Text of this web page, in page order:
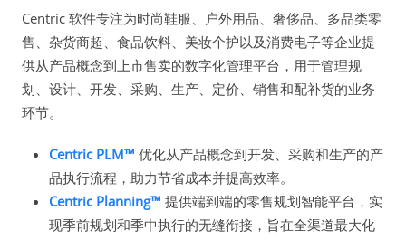
Centric 软件专注为时尚鞋服、户外用品、奢侈品、多品类零
售、杂货商超、食品饮料、美妆个护以及消费电子等企业提
供从产品概念到上市售卖的数字化管理平台，用于管理规
划、设计、开发、采购、生产、定价、销售和配补货的业务
环节。
Centric PLM™ 优化从产品概念到开发、采购和生产的产
品执行流程，助力节省成本并提高效率。
Centric Planning™ 提供端到端的零售规划智能平台，实
现季前规划和季中执行的无缝衔接，旨在全渠道最大化